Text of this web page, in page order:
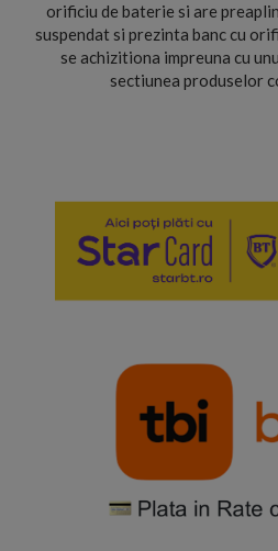
orificiu de baterie si are
suspendat si prezinta banc cu
se achizitiona impreuna cu
sectiunea produselor